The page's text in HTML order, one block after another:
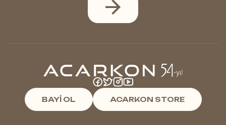
BAYİ OL ACARKON STORE